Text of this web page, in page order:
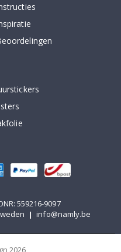
559216-9097
| info@namly.be
2026